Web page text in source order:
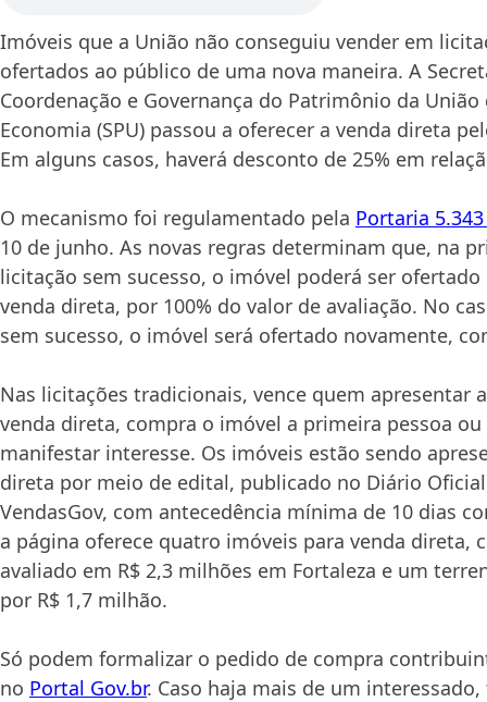
Imóveis que a União não conseguiu vender em
ofertados ao público de uma nova maneira. A
Coordenação e Governança do Patrimônio da
Economia (SPU) passou a oferecer a venda direta
Em alguns casos, haverá desconto de 25% em
O mecanismo foi regulamentado pela Portaria 5.343
10 de junho. As novas regras determinam que, na
licitação sem sucesso, o imóvel poderá ser
venda direta, por 100% do valor de avaliação. No
sem sucesso, o imóvel será ofertado novamente,
Nas licitações tradicionais, vence quem apresentar
venda direta, compra o imóvel a primeira pessoa
manifestar interesse. Os imóveis estão sendo
direta por meio de edital, publicado no Diário
VendasGov, com antecedência mínima de 10 dias
a página oferece quatro imóveis para venda direta,
avaliado em R$ 2,3 milhões em Fortaleza e um
por R$ 1,7 milhão.
Só podem formalizar o pedido de compra
no Portal Gov.br. Caso haja mais de um